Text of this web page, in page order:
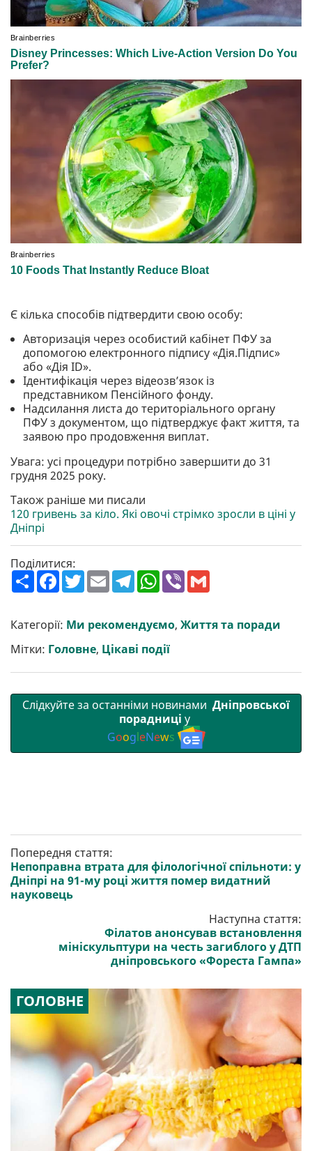
Є кілька способів підтвердити свою особу:
Авторизація через особистий кабінет ПФУ за
допомогою електронного підпису «Дія.Підпис»
або «Дія ID».
Ідентифікація через відеозв’язок із
представником Пенсійного фонду.
Надсилання листа до територіального органу
ПФУ з документом, що підтверджує факт життя, та
заявою про продовження виплат.
Увага: усі процедури потрібно завершити до 31
грудня 2025 року.
Також раніше ми писали
120 гривень за кіло. Які овочі стрімко зросли в ціні у
Дніпрі
Поділитися:
П
о
р
и
т
и
F
a
b
o
o
k
T
w
e
r
E
m
l
T
e
g
r
a
m
W
h
s
A
p
p
V
r l
Категорії: Ми рекомендуємо, Життя та поради
Мітки: Головне, Цікаві події
Слідкуйте за останніми новинами Дніпровської
порадниці у
GoogleNews
Попередня стаття:
Непоправна втрата для філологічної спільноти: у
Дніпрі на 91-му році життя помер видатний
науковець
Наступна стаття:
Філатов анонсував встановлення
мініскульптури на честь загиблого у ДТП
дніпровського «Фореста Гампа»
ГОЛОВНЕ